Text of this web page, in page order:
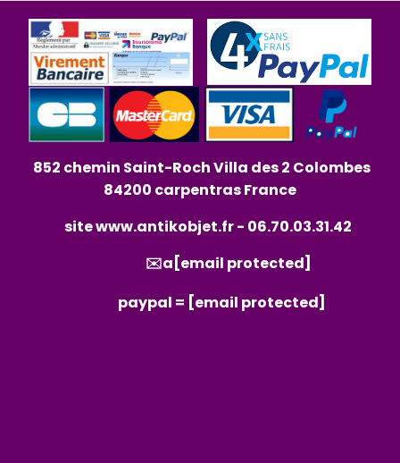
852 chemin Saint-Roch Villa des 2 Colombes
84200 carpentras France
sitewww.antikobjet.fr- 06.70.03.31.42
✉️a [email protected]
paypal = [email protected]